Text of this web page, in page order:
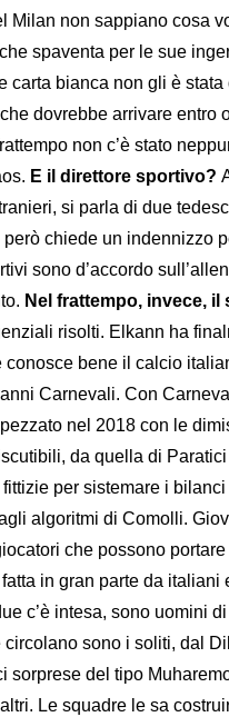
Milan non sappiano cosa
spaventa per le sue
carta bianca non gli è
dovrebbe arrivare entro
non c’è stato
E il direttore sportivo?
si parla di due
però chiede un indennizzo
sono d’accordo
Nel frattempo, invece, il
risolti. Elkann ha
conosce bene il calcio
Carnevali. Con
nel 2018 con le
da quella di
per sistemare i
algoritmi di Comolli.
che possono
in gran parte da
c’è intesa, sono uomini
sono i soliti, dal
sorprese del tipo
Le squadre le sa